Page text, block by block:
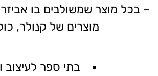
– בכל מוצר שמשולבים בו
מוצרים של קנולר,
בתי ספר לעיצוב